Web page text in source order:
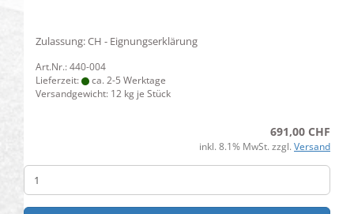
Zulassung: CH - Eignungserklärung
Art.Nr.: 440-004
Lieferzeit:
ca. 2-5 Werktage
Versandgewicht: 12 kg je Stück
691,00 CHF
inkl. 8.1% MwSt. zzgl. Versand